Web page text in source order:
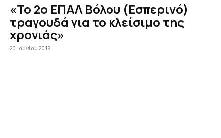
«Το 2ο ΕΠΑΛ Βόλου (Εσπερινό)
τραγουδά για το κλείσιμο της
χρονιάς»
20 Ιουνίου 2019